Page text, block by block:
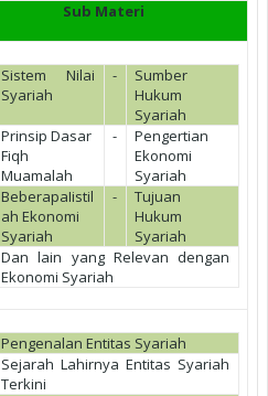
Sub Materi
Sistem Nilai
Syariah
-
Sumber
Hukum
Syariah
Prinsip Dasar
Fiqh
Muamalah
-
Pengertian
Ekonomi
Syariah
BeberapaIistil
ah Ekonomi
Syariah
-
Tujuan
Hukum
Syariah
Dan lain yang Relevan dengan
Ekonomi Syariah
Pengenalan Entitas Syariah
Sejarah Lahirnya Entitas Syariah
Terkini